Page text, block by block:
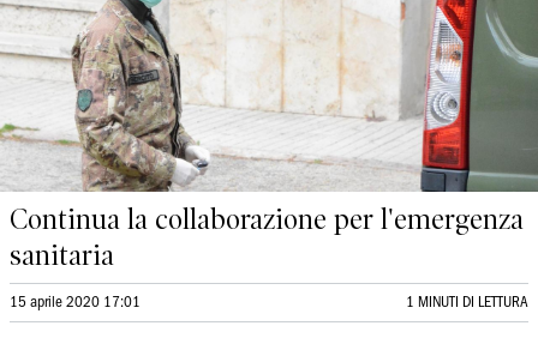
Continua la collaborazione per l'emergenza
sanitaria
15 aprile 2020 17:01 1 MINUTI DI LETTURA